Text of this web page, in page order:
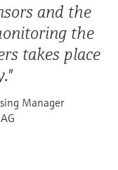
and the
the
takes place
Manager